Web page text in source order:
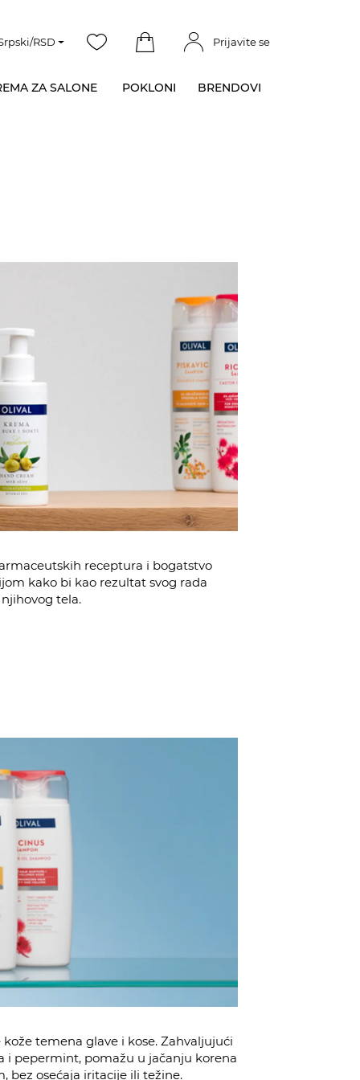
RSD Prijavite se
ZA SALONE POKLONI BRENDOVI
receptura i bogatstvo
kako bi kao rezultat svog rada
tela.
temena glave i kose. Zahvaljujući
i pepermint, pomažu u jačanju korena
bez osećaja iritacije ili težine.